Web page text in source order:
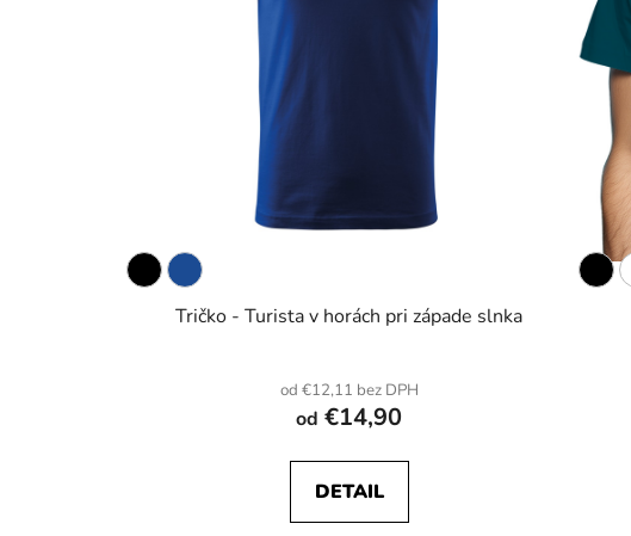
Tričko - Turista v horách pri západe slnka
od €12,11 bez DPH
od €14,90
DETAIL